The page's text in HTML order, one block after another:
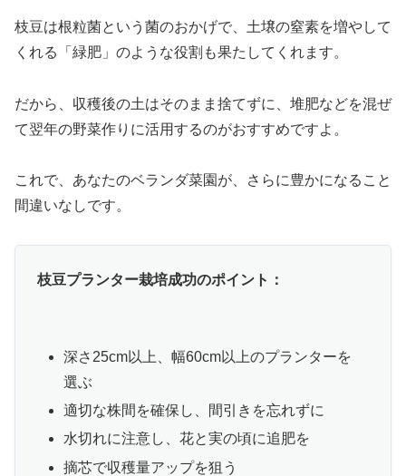
枝豆は根粒菌という菌のおかげで、土壌の窒素を増やして
くれる「緑肥」のような役割も果たしてくれます。
だから、収穫後の土はそのまま捨てずに、堆肥などを混ぜ
て翌年の野菜作りに活用するのがおすすめですよ。
これで、あなたのベランダ菜園が、さらに豊かになること
間違いなしです。
枝豆プランター栽培成功のポイント：
深さ25cm以上、幅60cm以上のプランターを
選ぶ
適切な株間を確保し、間引きを忘れずに
水切れに注意し、花と実の頃に追肥を
摘芯で収穫量アップを狙う